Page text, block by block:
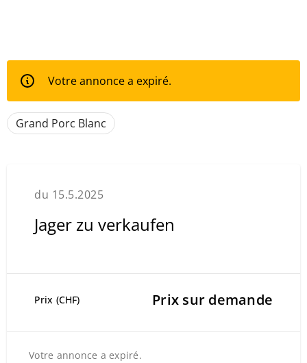
Votre annonce a expiré.
Grand Porc Blanc
du 15.5.2025
Jager zu verkaufen
Prix (CHF) Prix sur demande
Votre annonce a expiré.